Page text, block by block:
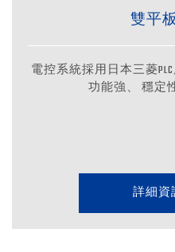
雙平
電控系統採用日本三菱
功能強、 穩定
詳細資